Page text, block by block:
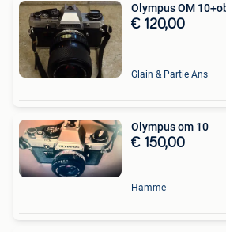
Olympus OM
€ 120,00
Glain & Partie Ans
Olympus om 10
€ 150,00
Hamme